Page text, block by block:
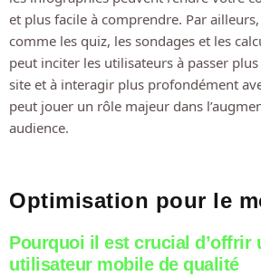
et plus facile à comprendre. Par
comme les quiz, les sondages et les
peut inciter les utilisateurs à passer
site et à interagir plus profondément
peut jouer un rôle majeur dans
audience.
Optimisation pour le
Pourquoi il est crucial d’offrir
utilisateur mobile de qualité